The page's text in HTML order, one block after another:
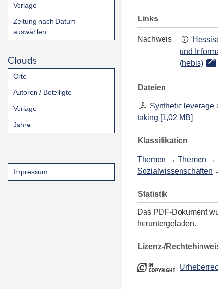
Verlage
Zeitung nach Datum
auswählen
Clouds
Orte
Autoren / Beteiligte
Verlage
Jahre
Impressum
Links
Nachweis
und
(hebis)
Dateien
Synthetic leverage
taking [1,02 MB]
Klassifikation
Themen → Themen →
Sozialwissenschaften
Statistik
Das PDF-Dokument
heruntergeladen.
Lizenz-/